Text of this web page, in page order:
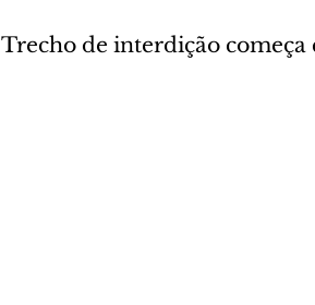
Trecho de interdição começa